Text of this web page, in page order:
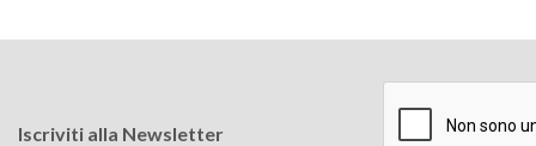
Iscriviti alla Newsletter